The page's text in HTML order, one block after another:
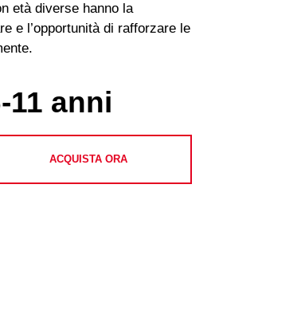
età diverse hanno la
e l’opportunità di rafforzare le
11 anni
ACQUISTA ORA